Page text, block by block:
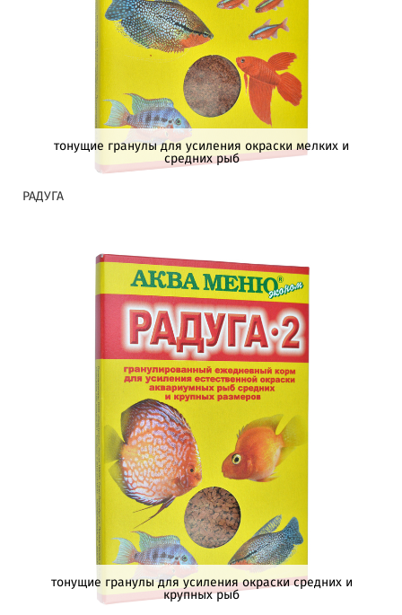
тонущие гранулы для усиления окраски мелких и
средних рыб
РАДУГА
тонущие гранулы для усиления окраски средних и
крупных рыб